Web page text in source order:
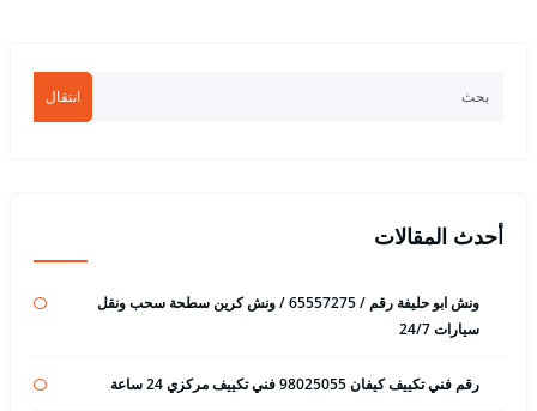
انتقال
أحدث المقالات
ونش ابو حليفة رقم / 65557275 / ونش كرين سطحة سحب ونقل
سيارات 24/7
رقم فني تكييف كيفان 98025055 فني تكييف مركزي 24 ساعة